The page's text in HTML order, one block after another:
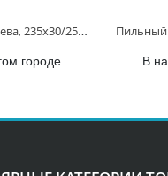
Пильный диск для дерева, 235x30/25x2.4/1.6x40T D-81094 D-81094
городе В